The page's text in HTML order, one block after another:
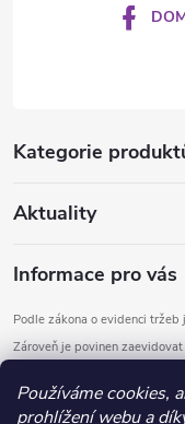
Používáme cookies,
prohlížení webu a
Kategorie
Aktuality
Informace pro vás
Podle zákona o evidenci
Zároveň je povinen